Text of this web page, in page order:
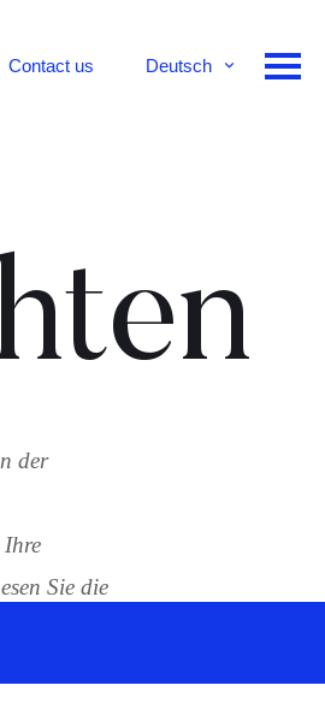
Contact us
Deutsch
der
Ihre
Sie die